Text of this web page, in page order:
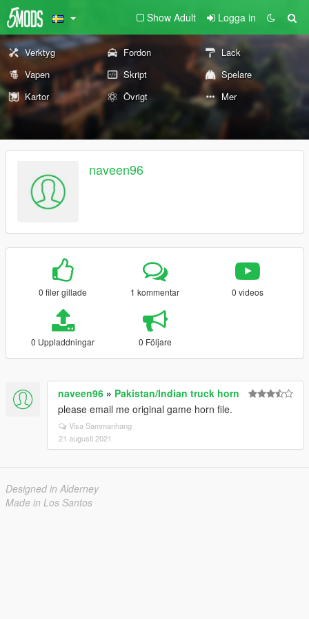
Show Adult Logga in
Verktyg Fordon
Lack
Vapen
Skript
Spelare
Kartor
Övrigt Mer
naveen96
0 filer gillade 1 kommentar 0 videos
0 Uppladdningar 0 Följare
naveen96 » Pakistan/Indian truck horn
please email me original game horn file.
Visa Sammanhang
21 augusti 2021
Designed in Alderney
Made in Los Santos